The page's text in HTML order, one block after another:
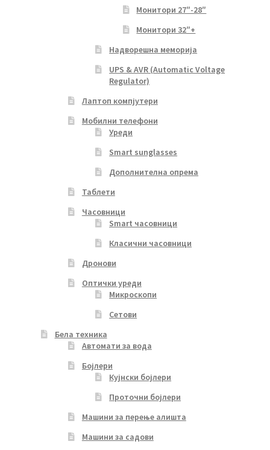
Монитори 27″-28″
Монитори 32″+
Надворешна меморија
UPS & AVR (Automatic Voltage
Regulator)
Лаптоп компјутери
Мобилни телефони
Уреди
Smart sunglasses
Дополнителна опрема
Таблети
Часовници
Smart часовници
Класични часовници
Дронови
Оптички уреди
Микроскопи
Сетови
Бела техника
Автомати за вода
Бојлери
Кујнски бојлери
Проточни бојлери
Машини за перење алишта
Машини за садови